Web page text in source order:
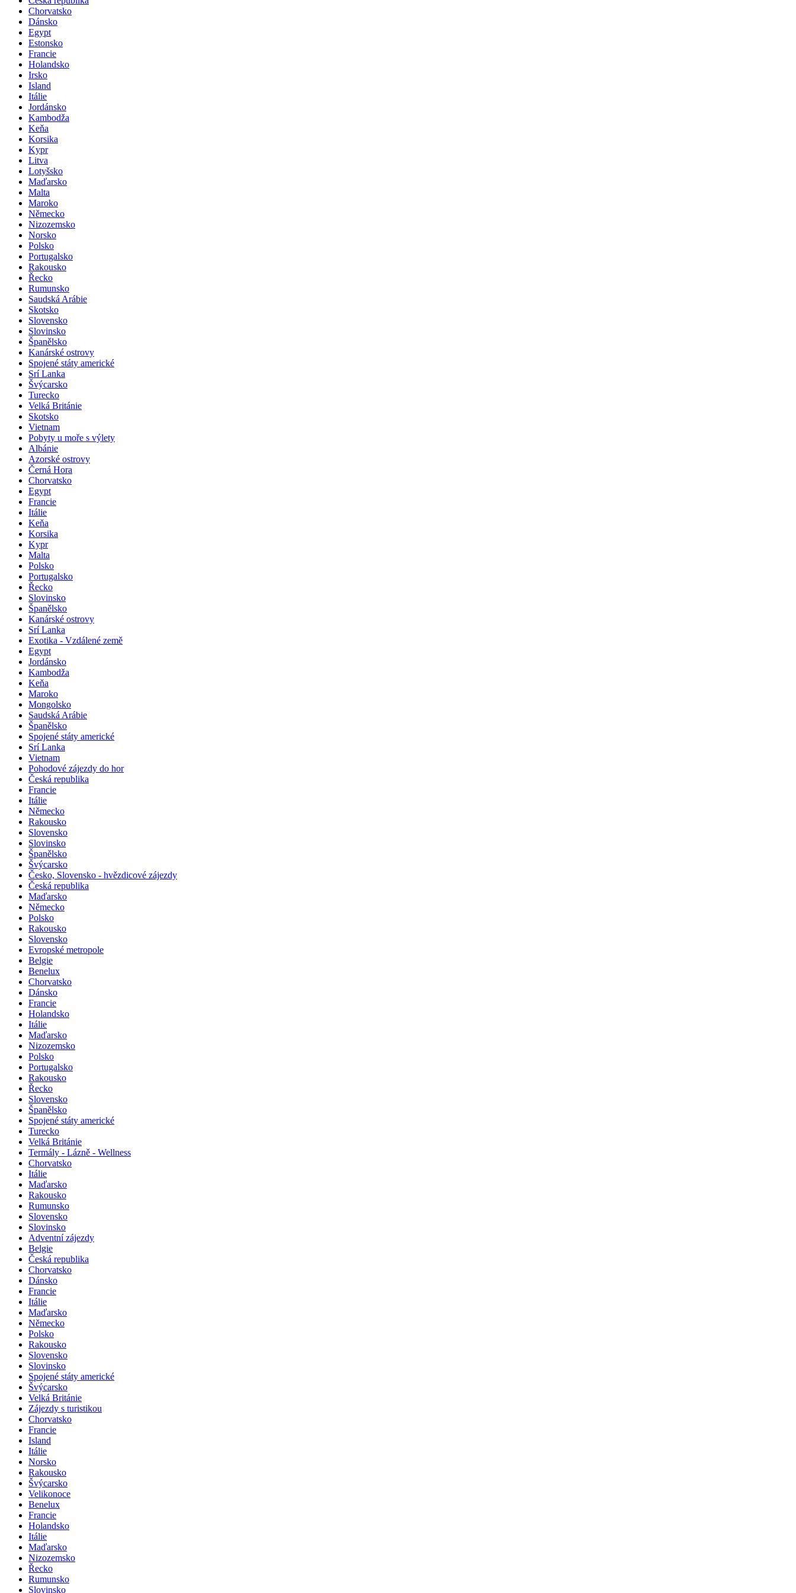
Chorvatsko
Dánsko
Egypt
Estonsko
Francie
Holandsko
Irsko
Island
Itálie
Jordánsko
Kambodža
Keňa
Korsika
Kypr
Litva
Lotyšsko
Maďarsko
Malta
Maroko
Německo
Nizozemsko
Norsko
Polsko
Portugalsko
Rakousko
Řecko
Rumunsko
Saudská Arábie
Skotsko
Slovensko
Slovinsko
Španělsko
Kanárské ostrovy
Spojené státy americké
Srí Lanka
Švýcarsko
Turecko
Velká Británie
Skotsko
Vietnam
Pobyty u moře s výlety
Albánie
Azorské ostrovy
Černá Hora
Chorvatsko
Egypt
Francie
Itálie
Keňa
Korsika
Kypr
Malta
Polsko
Portugalsko
Řecko
Slovinsko
Španělsko
Kanárské ostrovy
Srí Lanka
Exotika - Vzdálené země
Egypt
Jordánsko
Kambodža
Keňa
Maroko
Mongolsko
Saudská Arábie
Španělsko
Spojené státy americké
Srí Lanka
Vietnam
Pohodové zájezdy do hor
Česká republika
Francie
Itálie
Německo
Rakousko
Slovensko
Slovinsko
Španělsko
Švýcarsko
Česko, Slovensko - hvězdicové zájezdy
Česká republika
Maďarsko
Německo
Polsko
Rakousko
Slovensko
Evropské metropole
Belgie
Benelux
Chorvatsko
Dánsko
Francie
Holandsko
Itálie
Maďarsko
Nizozemsko
Polsko
Portugalsko
Rakousko
Řecko
Slovensko
Španělsko
Spojené státy americké
Turecko
Velká Británie
Termály - Lázně - Wellness
Chorvatsko
Itálie
Maďarsko
Rakousko
Rumunsko
Slovensko
Slovinsko
Adventní zájezdy
Belgie
Česká republika
Chorvatsko
Dánsko
Francie
Itálie
Maďarsko
Německo
Polsko
Rakousko
Slovensko
Slovinsko
Spojené státy americké
Švýcarsko
Velká Británie
Zájezdy s turistikou
Chorvatsko
Francie
Island
Itálie
Norsko
Rakousko
Švýcarsko
Velikonoce
Benelux
Francie
Holandsko
Itálie
Maďarsko
Nizozemsko
Řecko
Rumunsko
Slovinsko